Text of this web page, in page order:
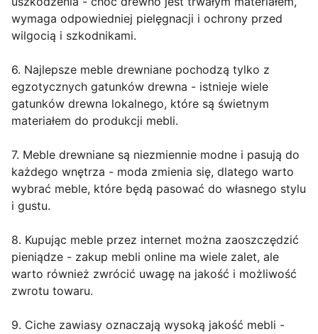
wymaga odpowiedniej pielęgnacji i ochrony przed
wilgocią i szkodnikami.
6. Najlepsze meble drewniane pochodzą tylko z
egzotycznych gatunków drewna - istnieje wiele
gatunków drewna lokalnego, które są świetnym
materiałem do produkcji mebli.
7. Meble drewniane są niezmiennie modne i pasują do
każdego wnętrza - moda zmienia się, dlatego warto
wybrać meble, które będą pasować do własnego stylu
i gustu.
8. Kupując meble przez internet można zaoszczędzić
pieniądze - zakup mebli online ma wiele zalet, ale
warto również zwrócić uwagę na jakość i możliwość
zwrotu towaru.
9. Ciche zawiasy oznaczają wysoką jakość mebli -